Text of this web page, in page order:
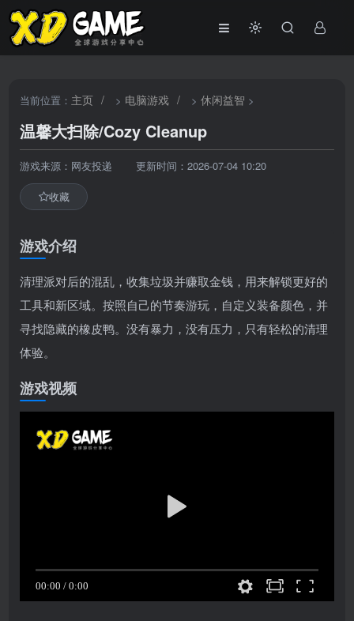
当前位置： 主页 / > 电脑游戏 / >休闲益智 >
温馨大扫除/Cozy Cleanup
游戏来源：网友投递 更新时间：2026-07-04 10:20
收藏
游戏介绍
清理派对后的混乱，收集垃圾并赚取金钱，用来解锁更好的
工具和新区域。按照自己的节奏游玩，自定义装备颜色，并
寻找隐藏的橡皮鸭。没有暴力，没有压力，只有轻松的清理
体验。
游戏视频